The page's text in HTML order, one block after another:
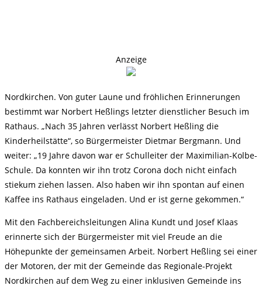
Anzeige
Nordkirchen. Von guter Laune und fröhlichen Erinnerungen
bestimmt war Norbert Heßlings letzter dienstlicher Besuch im
Rathaus. „Nach 35 Jahren verlässt Norbert Heßling die
Kinderheilstätte“, so Bürgermeister Dietmar Bergmann. Und
weiter: „19 Jahre davon war er Schulleiter der Maximilian-Kolbe-
Schule. Da konnten wir ihn trotz Corona doch nicht einfach
stiekum ziehen lassen. Also haben wir ihn spontan auf einen
Kaffee ins Rathaus eingeladen. Und er ist gerne gekommen.“
Mit den Fachbereichsleitungen Alina Kundt und Josef Klaas
erinnerte sich der Bürgermeister mit viel Freude an die
Höhepunkte der gemeinsamen Arbeit. Norbert Heßling sei einer
der Motoren, der mit der Gemeinde das Regionale-Projekt
Nordkirchen auf dem Weg zu einer inklusiven Gemeinde ins